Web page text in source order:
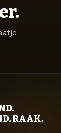
RAAK.